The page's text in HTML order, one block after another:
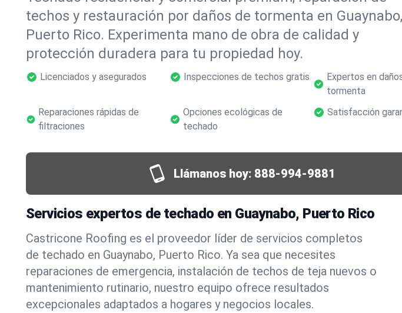
techos y restauración por daños de tormenta en Guaynabo,
Puerto Rico. Experimenta mano de obra de calidad y
protección duradera para tu propiedad hoy.
Licenciados y asegurados Inspecciones de techos gratis
Expertos en
tormenta
Reparaciones rápidas de
filtraciones
Opciones ecológicas de
techado
Satisfacción
Llámanos hoy: 888-994-9881
Servicios expertos de techado en Guaynabo, Puerto Rico
Castricone Roofing es el proveedor líder de servicios completos
de techado en Guaynabo, Puerto Rico. Ya sea que necesites
reparaciones de emergencia, instalación de techos de teja nuevos o
mantenimiento rutinario, nuestro equipo ofrece resultados
excepcionales adaptados a hogares y negocios locales.